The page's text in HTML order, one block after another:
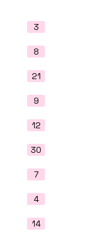
3
8
21
9
12
30
7
4
14